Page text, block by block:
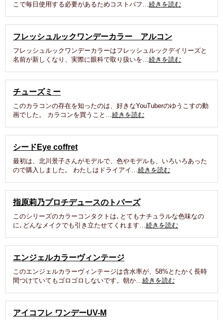
こで毎日使用する必要があるためコストパフ…続きを読む
フレッシュルックワンデーカラー アルコン
フレッシュルックワンデーカラーはフレッシュルックデイリーズと
名前が新しくなり、実際に眼科で取り扱いを…続きを読む
チューズミー
このカラコンの存在を知ったのは、好きなYouTuberのゆうこすの動
画でした。 カラコンを買うこと…続きを読む
シードEye coffret
最初は、北川景子さんがモデルで、色やモデルも、いろいろあった
ので購入しました。 わたしはドライアイ…続きを読む
指原莉乃プロチデュースのトパーズ
このシリーズのカラーコンタクトは､とてもナチュラルな色味なの
に､どんなメイクでも引き立たせてくれます…続きを読む
エンジェルカラーヴィンテージ
このエンジェルカラーヴィンテージは含水率が、58%とたかく長時
間つけていてもゴロゴロしないです。朝か…続きを読む
アイコフレ ワンデーUV-M